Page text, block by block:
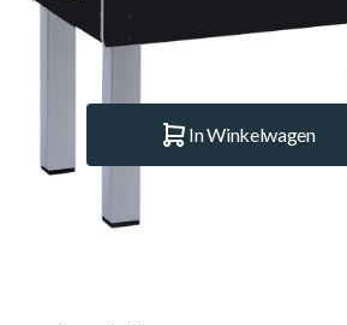
NIEUW
€ 848.–
In Winkelwagen